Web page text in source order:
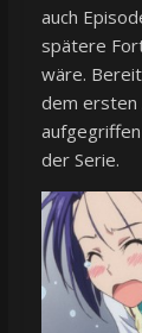
auch
spätere
wäre.
dem ersten
der Serie.